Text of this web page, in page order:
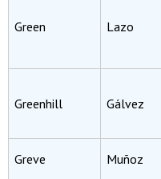
Green Lazo
Greenhill Gálvez
Greve Muñoz